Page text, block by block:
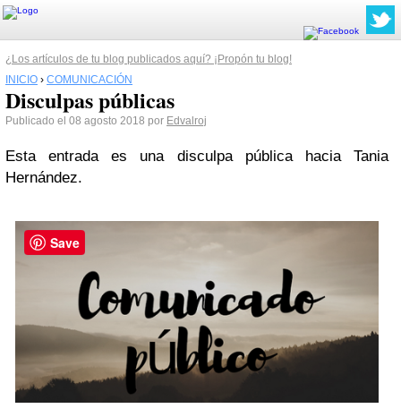
¿Los artículos de tu blog publicados aquí? ¡Propón tu blog!
INICIO › COMUNICACIÓN
Disculpas públicas
Publicado el 08 agosto 2018 por Edvalroj
Esta entrada es una disculpa pública hacia Tania
Hernández.
Save